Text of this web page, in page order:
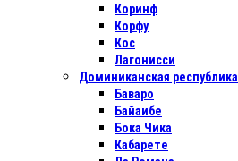
Коринф
Корфу
Кос
Лагонисси
Доминиканская республика
Баваро
Байаибе
Бока Чика
Кабарете